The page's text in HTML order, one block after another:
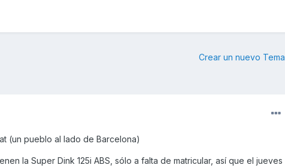
Crear un nuevo Tema
(un pueblo al lado de Barcelona)
la Super Dink 125i ABS, sólo a falta de matricular, así que el jueves